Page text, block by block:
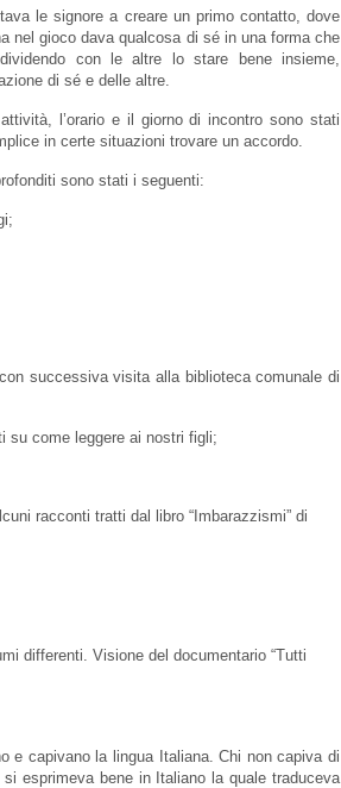
le signore a creare un primo contatto, dove
nel gioco dava qualcosa di sé in una forma che
con le altre lo stare bene insieme,
di sé e delle altre.
l’orario e il giorno di incontro sono stati
in certe situazioni trovare un accordo.
sono stati i seguenti:
successiva visita alla biblioteca comunale di
su come leggere ai nostri figli;
racconti tratti dal libro “Imbarazzismi” di
differenti. Visione del documentario “Tutti
e capivano la lingua Italiana. Chi non capiva di
esprimeva bene in Italiano la quale traduceva